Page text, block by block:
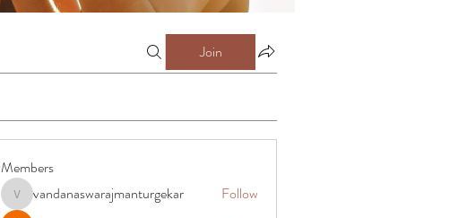
Join
Members
vandanaswarajmanturgekar
vandanaswarajmanturgekar
Follow